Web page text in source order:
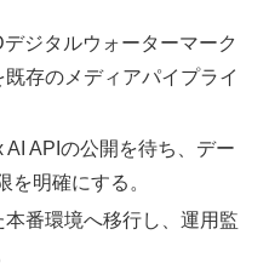
ジタルウォーターマーク
存のメディアパイプライ
AI APIの公開を待ち、デー
を明確にする。
本番環境へ移行し、運用監